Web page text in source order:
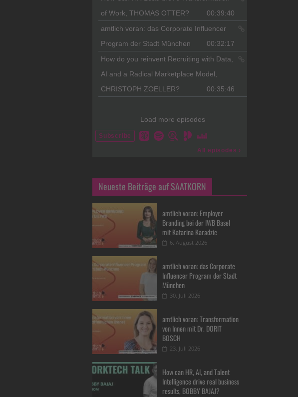
Neueste Beiträge auf SAATKORN
amtlich voran: Employer
Branding bei der IWB Basel
mit Katarina Karadzic
6. August 2026
amtlich voran: das Corporate
Influencer Program der Stadt
München
30. Juli 2026
amtlich voran: Transformation
von Innen mit Dr. DORIT
BOSCH
23. Juli 2026
How can HR, AI, and Talent
Intelligence drive real business
results, BOBBY BAJAJ?